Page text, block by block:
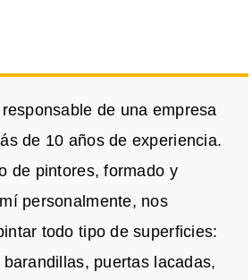
de una empresa
de 10 años de experiencia.
de pintores, formado y
personalmente, nos
todo tipo de superficies:
puertas lacadas,